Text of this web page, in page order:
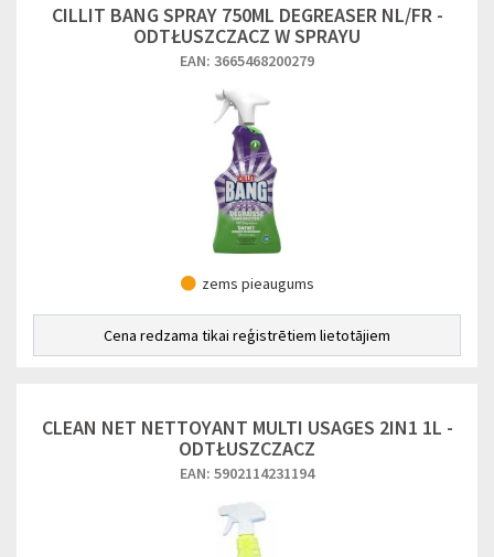
CILLIT BANG SPRAY 750ML DEGREASER NL/FR -
ODTŁUSZCZACZ W SPRAYU
EAN: 3665468200279
zems pieaugums
Cena redzama tikai reģistrētiem lietotājiem
CLEAN NET NETTOYANT MULTI USAGES 2IN1 1L -
ODTŁUSZCZACZ
EAN: 5902114231194